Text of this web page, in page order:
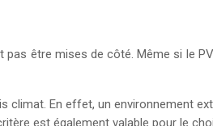
être mises de côté. Même si le
climat. En effet, un environnement
est également valable pour le